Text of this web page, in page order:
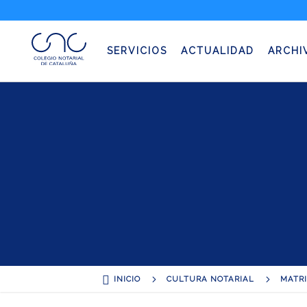
SERVICIOS ACTUALIDAD
 INICIO 5 CULTURA NOTARIAL 5